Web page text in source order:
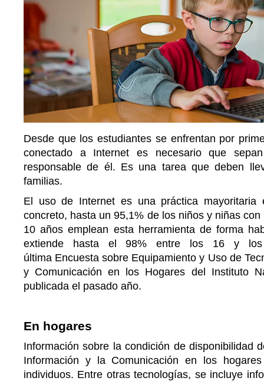
Desde que los estudiantes se enfrentan por
conectado a Internet es necesario que
responsable de él. Es una tarea que deben
familias.
El uso de Internet es una práctica mayoritaria
concreto, hasta un 95,1% de los niños y niñas
10 años emplean esta herramienta de forma
extiende hasta el 98% entre los 16 y
última Encuesta sobre Equipamiento y Uso de
y Comunicación en los Hogares del Instituto
publicada el pasado año.
En hogares
Información sobre la condición de disponibilidad
Información y la Comunicación en los
individuos. Entre otras tecnologías, se incluye